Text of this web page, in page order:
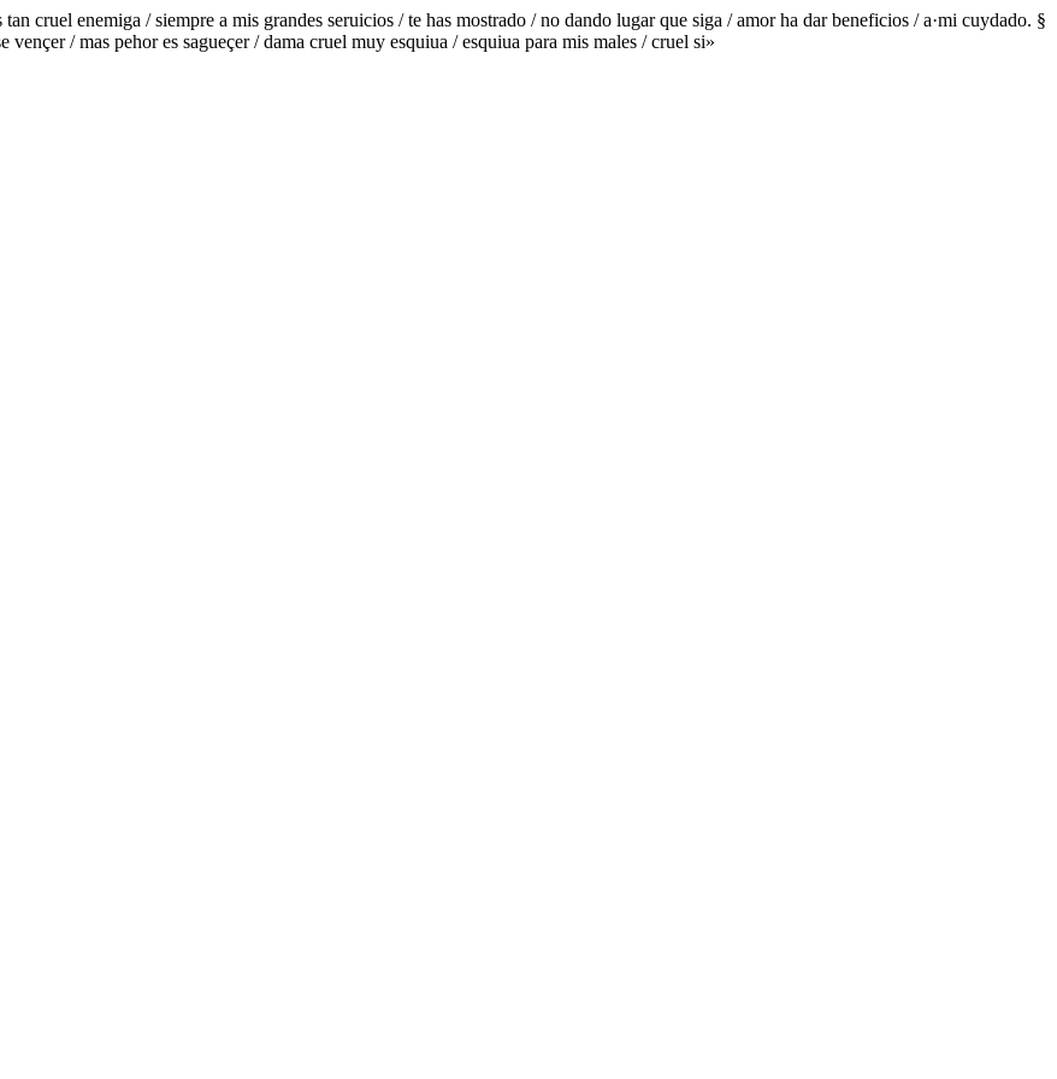
cruel enemiga / siempre a mis grandes seruicios / te has mostrado / no dando lugar que siga / amor ha dar beneficios / a·mi cuydado. §
/ mas pehor es sagueçer / dama cruel muy esquiua / esquiua para mis males / cruel si»